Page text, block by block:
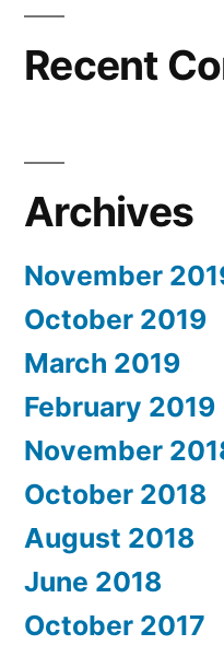
Recent
Archives
November
October 2019
March 2019
February 2019
November
October 2018
August 2018
June 2018
October 2017